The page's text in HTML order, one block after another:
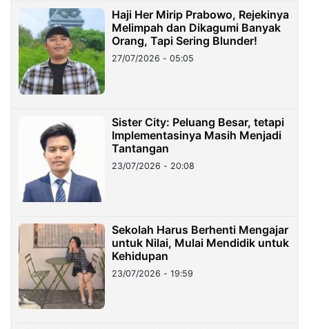
Haji Her Mirip Prabowo, Rejekinya
Melimpah dan Dikagumi Banyak
Orang, Tapi Sering Blunder!
27/07/2026 - 05:05
Sister City: Peluang Besar, tetapi
Implementasinya Masih Menjadi
Tantangan
23/07/2026 - 20:08
Sekolah Harus Berhenti Mengajar
untuk Nilai, Mulai Mendidik untuk
Kehidupan
23/07/2026 - 19:59